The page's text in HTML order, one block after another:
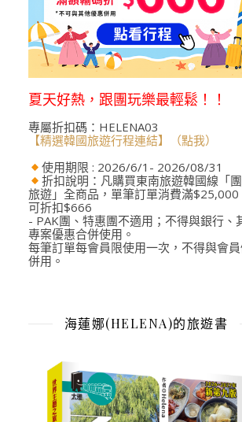
夏天好熱，跟團玩樂最輕鬆！！
專屬折扣碼：HELENA03
【精選韓國旅遊行程連結】（點我）
使用期限 : 2026/6/1- 2026/08/31
折扣說明：凡購買東南旅遊韓國線「
旅遊」全商品，單筆訂單消費滿$25,000
可折扣$666
- PAK團、特惠團不適用；不得與銀行、
專案優惠合併使用。
每筆訂單每會員限使用一次，不得與會
併用。
海蓮娜(HELENA)的旅遊書